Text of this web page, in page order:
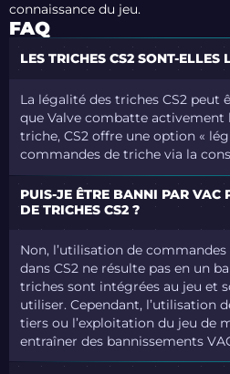
connaissance du jeu.
FAQ
LES TRICHES CS2 SONT-ELLES
La légalité des triches CS2 peut
que Valve combatte activement
triche, CS2 offre une option «
commandes de triche via la
PUIS-JE ÊTRE BANNI PAR VAC
DE TRICHES CS2 ?
Non, l’utilisation de
dans CS2 ne résulte pas en un
triches sont intégrées au jeu et
utiliser. Cependant, l’utilisation
tiers ou l’exploitation du jeu de
entraîner des bannissements